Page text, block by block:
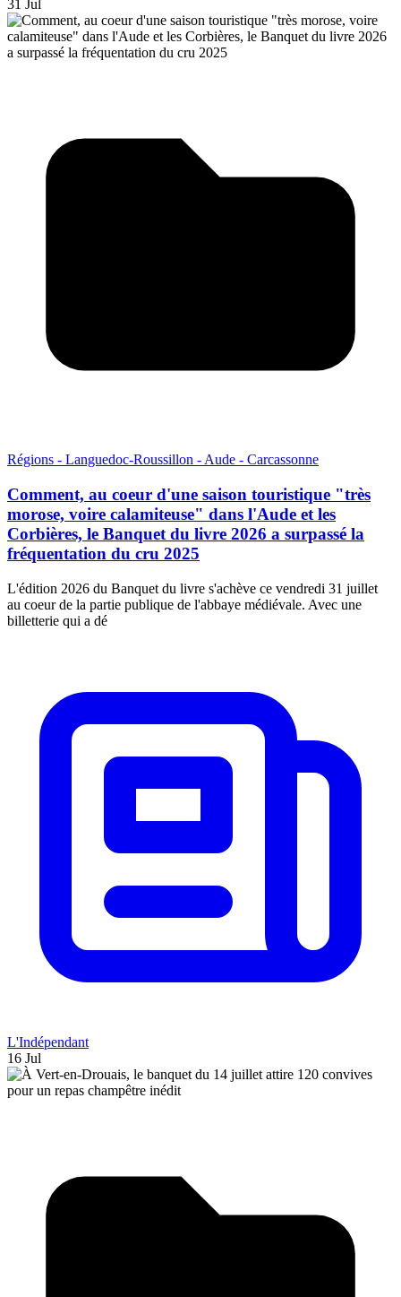
31 Jul
Régions - Languedoc-Roussillon - Aude - Carcassonne
Comment, au coeur d'une saison touristique "très
morose, voire calamiteuse" dans l'Aude et les
Corbières, le Banquet du livre 2026 a surpassé la
fréquentation du cru 2025
L'édition 2026 du Banquet du livre s'achève ce vendredi 31 juillet
au coeur de la partie publique de l'abbaye médiévale. Avec une
billetterie qui a dé
L'Indépendant
16 Jul